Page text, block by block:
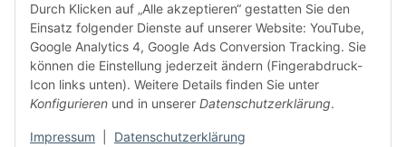
Durch Klicken auf „Alle akzeptieren“ gestatten Sie den
Einsatz folgender Dienste auf unserer Website: YouTube,
Google Analytics 4, Google Ads Conversion Tracking. Sie
können die Einstellung jederzeit ändern (Fingerabdruck-
Icon links unten). Weitere Details finden Sie unter
Konfigurieren und in unserer Datenschutzerklärung.
Impressum Datenschutzerklärung
Weinbauregionen und Weinbaugebiete in Österreich
Weiße Rebsorten
Rote Rebsorten